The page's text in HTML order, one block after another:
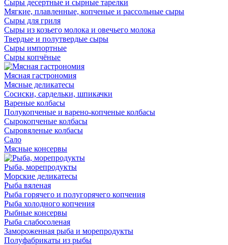
Сыры десертные и сырные тарелки
Мягкие, плавленные, копченые и рассольные сыры
Сыры для гриля
Сыры из козьего молока и овечьего молока
Твердые и полутвердые сыры
Сыры импортные
Сыры копчёные
Мясная гастрономия
Мясные деликатесы
Сосиски, сардельки, шпикачки
Вареные колбасы
Полукопченые и варено-копченые колбасы
Сырокопченые колбасы
Сыровяленые колбасы
Сало
Мясные консервы
Рыба, морепродукты
Морские деликатесы
Рыба вяленая
Рыба горячего и полугорячего копчения
Рыба холодного копчения
Рыбные консервы
Рыба слабосоленая
Замороженная рыба и морепродукты
Полуфабрикаты из рыбы